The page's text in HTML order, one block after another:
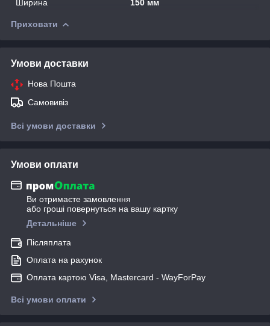
Ширина
150 мм
Приховати
Умови доставки
Нова Пошта
Самовивіз
Всі умови доставки
Умови оплати
Ви отримаєте замовлення
або гроші повернуться на вашу картку
Детальніше
Післяплата
Оплата на рахунок
Оплата картою Visa, Mastercard - WayForPay
Всі умови оплати